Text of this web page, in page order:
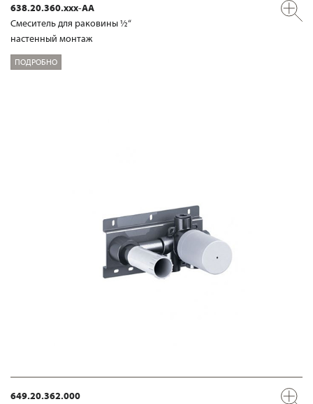
638.20.360.xxx-AA
Смеситель для раковины ½“
настенный монтаж
ПОДРОБНО
649.20.362.000